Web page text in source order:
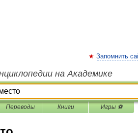
Запомнить
на Академике
Переводы Книги Игры ⚽